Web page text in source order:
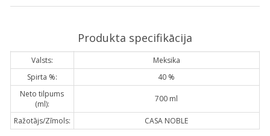
Produkta specifikācija
Valsts:
Meksika
Spirta %:
40 %
Neto tilpums
(ml):
700 ml
Ražotājs/Zīmols: CASA NOBLE